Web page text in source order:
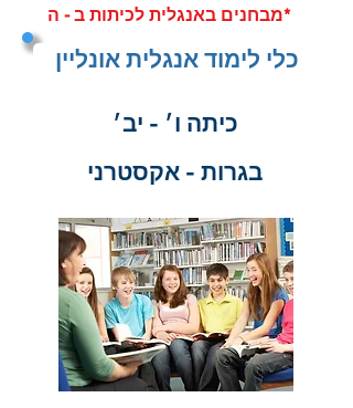
מבחנים באנגלית לכיתות ב - ה*
כלי לימוד אנגלית אונליין
כיתה ו׳ - יב׳
בגרות - אקסטרני